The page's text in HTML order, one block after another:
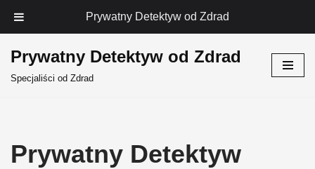
Prywatny Detektyw od Zdrad
Prywatny Detektyw od Zdrad
Specjaliści od Zdrad
Prywatny Detektyw